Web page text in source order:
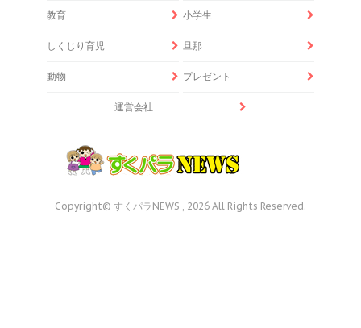
教育 小学生
しくじり育児 旦那
動物 プレゼント
運営会社
Copyright© すくパラNEWS , 2026 All Rights Reserved.